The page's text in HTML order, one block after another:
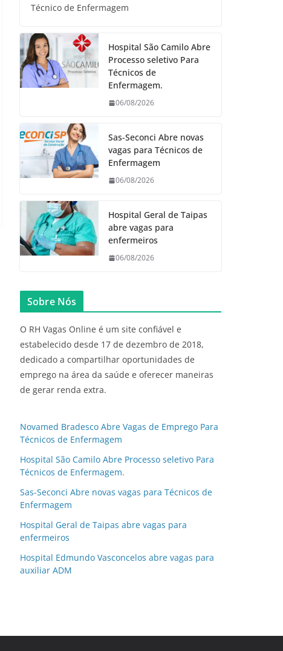
Técnico de Enfermagem
Hospital São Camilo Abre
Processo seletivo Para
Técnicos de
Enfermagem.
06/08/2026
Sas-Seconci Abre novas
vagas para Técnicos de
Enfermagem
06/08/2026
Hospital Geral de Taipas
abre vagas para
enfermeiros
06/08/2026
Sobre Nós
O RH Vagas Online é um site confiável e
estabelecido desde 17 de dezembro de 2018,
dedicado a compartilhar oportunidades de
emprego na área da saúde e oferecer maneiras
de gerar renda extra.
Novamed Bradesco Abre Vagas de Emprego Para
Técnicos de Enfermagem
Hospital São Camilo Abre Processo seletivo Para
Técnicos de Enfermagem.
Sas-Seconci Abre novas vagas para Técnicos de
Enfermagem
Hospital Geral de Taipas abre vagas para
enfermeiros
Hospital Edmundo Vasconcelos abre vagas para
auxiliar ADM